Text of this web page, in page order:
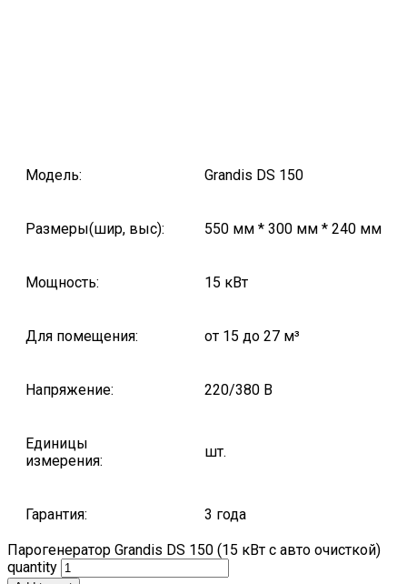
Модель: Grandis DS 150
Размеры(шир, выс): 550 мм * 300 мм * 240 мм
Мощность: 15 кВт
Для помещения: от 15 до 27 м³
Напряжение: 220/380 В
Единицы
измерения:
шт.
Гарантия: 3 года
Парогенератор Grandis DS 150 (15 кВт с авто очисткой)
quantity